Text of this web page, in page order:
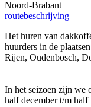
Noord-Brabant
routebeschrijving
Het huren van
huurders in de
Rijen, Oudenbosch,
In het seizoen zijn we
half december t/m